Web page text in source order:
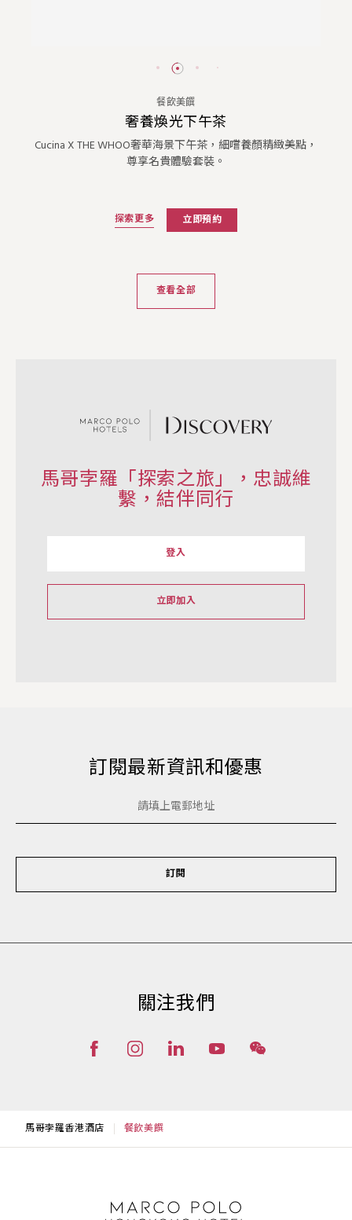
餐飲美饌
奢養煥光下午茶‌
Cucina X THE WHOO奢華海景下午茶，細嚐養顏精緻美點，
尊享名貴體驗套裝。
探索更多 立即預約
查看全部
馬哥孛羅「探索之旅」，忠誠維
繫，結伴同行
登入
立即加入
訂閱最新資訊和優惠
訂閱
關注我們
馬哥孛羅香港酒店 餐飲美饌